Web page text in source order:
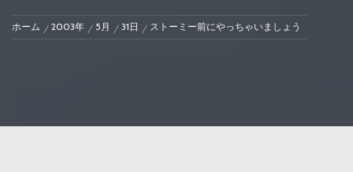
ホーム 2003年 5月 31日 ストーミー前にやっちゃいましょう